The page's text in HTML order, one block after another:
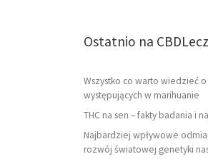
Ostatnio na
Wszystko co warto wiedzieć
występujących w marihuanie
THC na sen – fakty badania i
Najbardziej wpływowe
rozwój światowej genetyki